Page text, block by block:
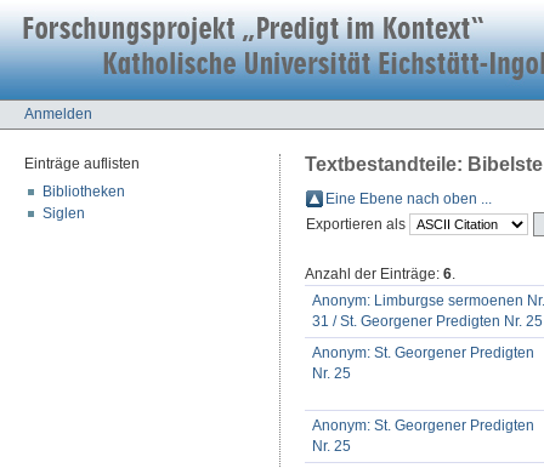
Anmelden
Einträge auflisten
Bibliotheken
Siglen
Textbestandteile:
Eine Ebene nach oben ...
Exportieren als
Anzahl der Einträge: 6.
Anonym: Limburgse sermoenen Nr.
31 / St. Georgener Predigten Nr. 25
Anonym: St. Georgener Predigten
Nr. 25
Anonym: St. Georgener Predigten
Nr. 25